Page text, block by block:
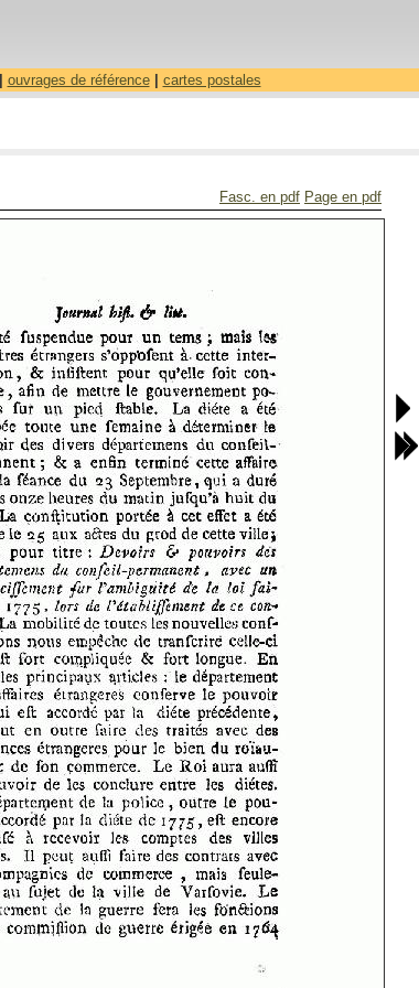
ouvrages de référence| cartes postales
Fasc. en pdf Page en pdf